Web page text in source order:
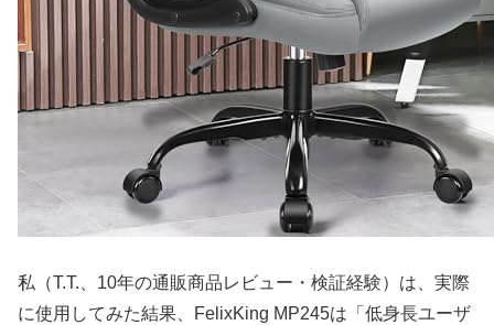
私（T.T.、10年の通販商品レビュー・検証経験）は、実際
に使用してみた結果、FelixKing MP245は「低身長ユーザ